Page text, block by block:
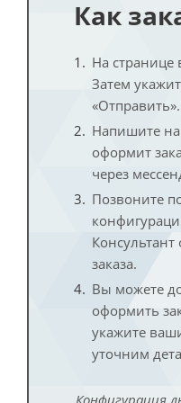
Как
На странице
Затем
Напишите
оформит
через
Позвоните
заказа.
Вы можете
оформить
укажите
уточним
Конфигурация